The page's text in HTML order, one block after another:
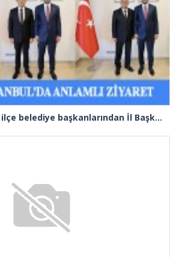
AK Parti’ye katılan ilçe belediye başkanlarından İl Başkanı Özdemir’e ziyaret